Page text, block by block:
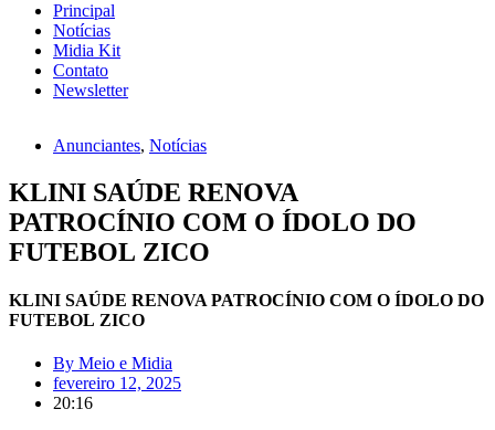
Principal
Notícias
Midia Kit
Contato
Newsletter
Anunciantes, Notícias
KLINI SAÚDE RENOVA
PATROCÍNIO COM O ÍDOLO DO
FUTEBOL ZICO
KLINI SAÚDE RENOVA PATROCÍNIO COM O ÍDOLO DO
FUTEBOL ZICO
By Meio e Midia
fevereiro 12, 2025
20:16